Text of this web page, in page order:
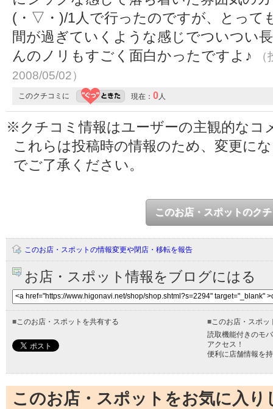
(・▽・)/1人で行ったのですが、とって
間が過ぎていくような感じでついつい
んのノリもすごく面白かったですよ♪
2008/05/02）
このクチコミに 現在： 0 人
※クチコミ情報はユーザーの主観的なコ
これらは投稿時の情報のため、変更に
でご了承ください。
このお店・スポットのク
このお店・スポットの情報変更や閉店・移転を報告
お店・スポット情報をブログにはる
■ このお店・スポットを共有する ■ このお店・スポ
読取機能付きのモ
アクセス！
便利に店舗情報を
このお店・スポットをお気に入